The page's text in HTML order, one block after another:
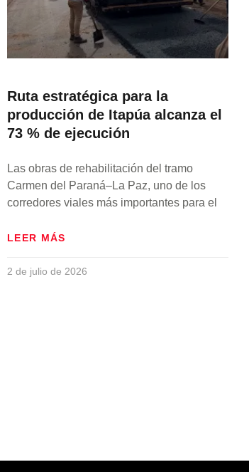
Ruta estratégica para la
producción de Itapúa alcanza el
73 % de ejecución
Las obras de rehabilitación del tramo
Carmen del Paraná–La Paz, uno de los
corredores viales más importantes para el
LEER MÁS
2 de julio de 2026